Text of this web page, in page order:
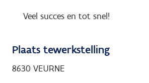
Veel succes en tot snel!
Plaats tewerkstelling
8630 VEURNE